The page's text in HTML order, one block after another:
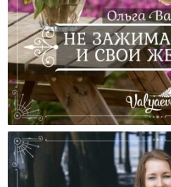
Не Зажимайте Себя